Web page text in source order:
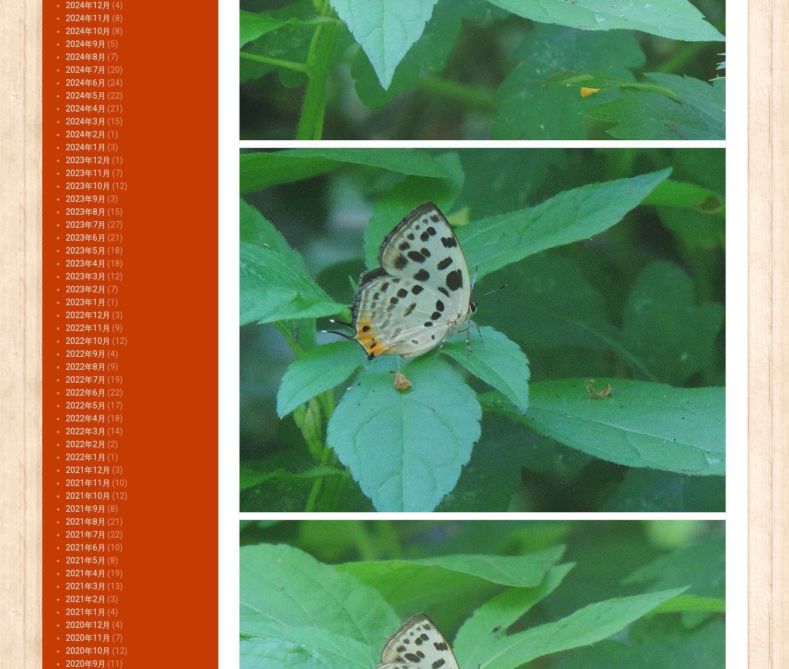
2024年12月 (4)
2024年11月 (8)
2024年10月 (8)
2024年9月 (5)
2024年8月 (7)
2024年7月 (20)
2024年6月 (24)
2024年5月 (22)
2024年4月 (21)
2024年3月 (15)
2024年2月 (1)
2024年1月 (3)
2023年12月 (1)
2023年11月 (7)
2023年10月 (12)
2023年9月 (3)
2023年8月 (15)
2023年7月 (27)
2023年6月 (21)
2023年5月 (18)
2023年4月 (18)
2023年3月 (12)
2023年2月 (7)
2023年1月 (1)
2022年12月 (3)
2022年11月 (9)
2022年10月 (12)
2022年9月 (4)
2022年8月 (9)
2022年7月 (19)
2022年6月 (22)
2022年5月 (17)
2022年4月 (18)
2022年3月 (14)
2022年2月 (2)
2022年1月 (1)
2021年12月 (3)
2021年11月 (10)
2021年10月 (12)
2021年9月 (8)
2021年8月 (21)
2021年7月 (22)
2021年6月 (10)
2021年5月 (8)
2021年4月 (19)
2021年3月 (13)
2021年2月 (3)
2021年1月 (4)
2020年12月 (4)
2020年11月 (7)
2020年10月 (12)
2020年9月 (11)